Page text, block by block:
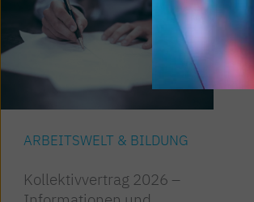
ARBEITSWELT & BILDUNG
Kollektivvertrag 2026 –